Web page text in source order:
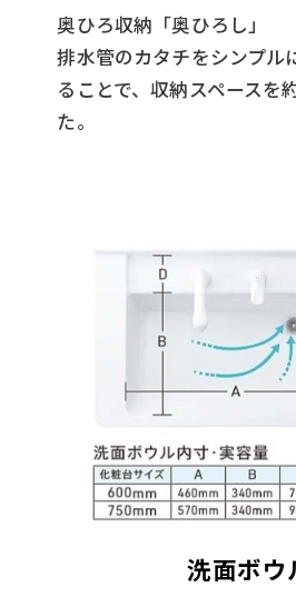
奥ひろ収納「奥ひろし」
排水管のカタチをシンプル
ることで、収納スペースを
た。
洗面ボウ